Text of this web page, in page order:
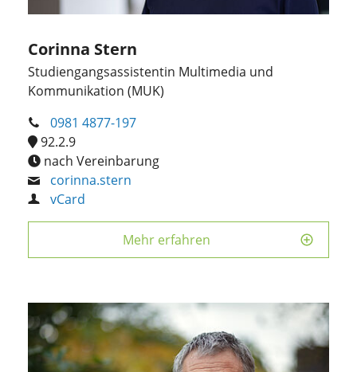
Corinna Stern
Studiengangsassistentin Multimedia und
Kommunikation (MUK)
0981 4877-197
92.2.9
nach Vereinbarung
corinna.stern
vCard
Mehr erfahren